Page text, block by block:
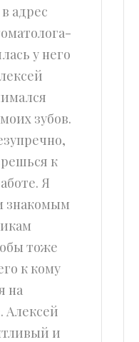
адрес
у него
зубов.
к
Я
знакомым
тоже
к кому
на
Алексей
и